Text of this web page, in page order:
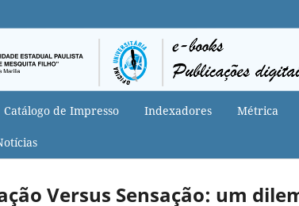
Catálogo de Impresso Indexadores Métrica
Versus Sensação: um